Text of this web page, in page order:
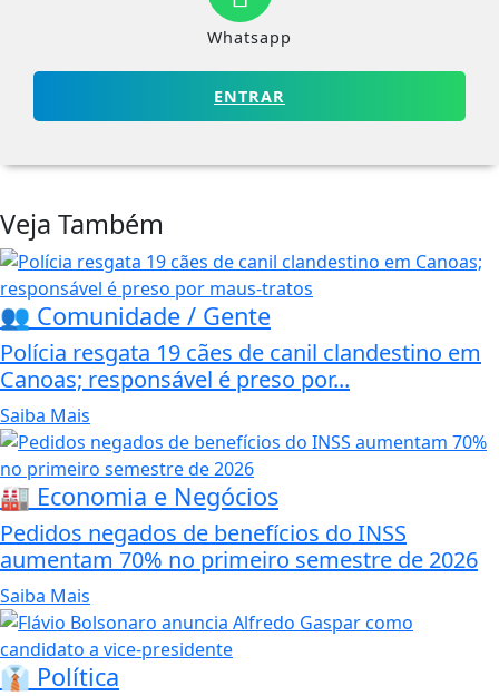
Whatsapp
ENTRAR
Veja Também
👥 Comunidade / Gente
Polícia resgata 19 cães de canil clandestino em
Canoas; responsável é preso por...
Saiba Mais
🏭 Economia e Negócios
Pedidos negados de benefícios do INSS
aumentam 70% no primeiro semestre de 2026
Saiba Mais
👔 Política